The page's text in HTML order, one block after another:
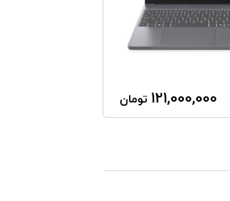
121,000,000 تومان